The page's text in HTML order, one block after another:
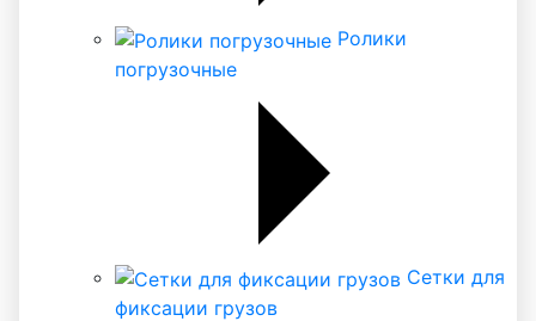
Ролики
погрузочные
Сетки для
фиксации грузов